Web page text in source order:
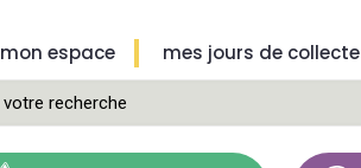
mon espace mes jours de collecte